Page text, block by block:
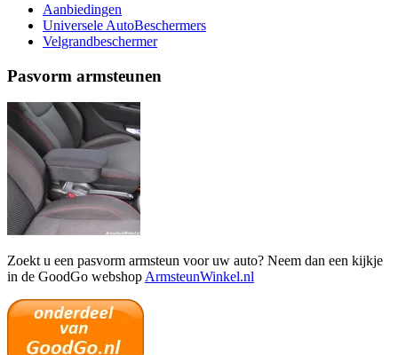
Aanbiedingen
Universele AutoBeschermers
Velgrandbeschermer
Pasvorm armsteunen
Zoekt u een pasvorm armsteun voor uw auto? Neem dan een kijkje
in de GoodGo webshop ArmsteunWinkel.nl